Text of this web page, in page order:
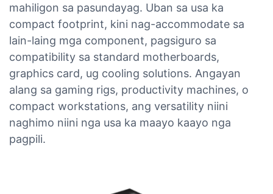
mahiligon sa pasundayag. Uban sa usa ka
compact footprint, kini nag-accommodate sa
lain-laing mga component, pagsiguro sa
compatibility sa standard motherboards,
graphics card, ug cooling solutions. Angayan
alang sa gaming rigs, productivity machines, o
compact workstations, ang versatility niini
naghimo niini nga usa ka maayo kaayo nga
pagpili.